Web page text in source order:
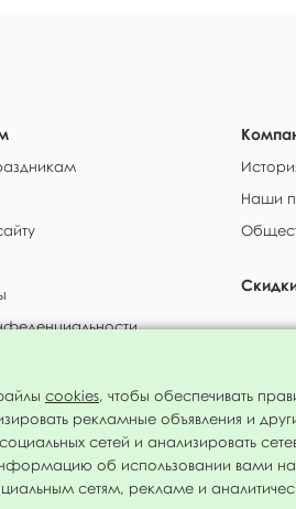
Наши
- 2026 Все права защищены
cookies, чтобы обеспечивать
рекламные объявления и
сетей и анализировать
об использовании вами
сетям, рекламе и